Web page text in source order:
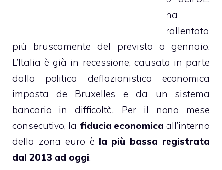
ha
rallentato
più bruscamente del previsto a gennaio.
L’Italia è già in recessione, causata in parte
dalla politica deflazionistica economica
imposta de Bruxelles e da un sistema
bancario in difficoltà. Per il nono mese
consecutivo, la fiducia economica all’interno
della zona euro è la più bassa registrata
dal 2013 ad oggi.